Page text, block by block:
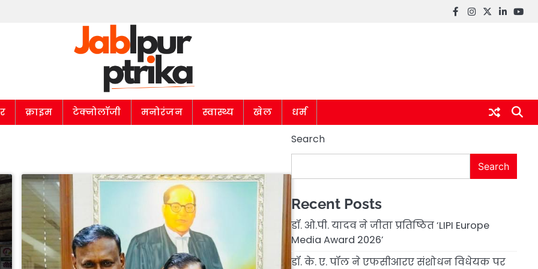
Facebook
instagram
twitter
linkedin
क्राइम टेक्नोलॉजी मनोरंजन स्वास्थ्य खेल धर्म
Search
Search
Recent Posts
डॉ. ओ.पी. यादव ने जीता प्रतिष्ठित ‘LIPI Europe
Media Award 2026’
डॉ. के. ए. पॉल ने एफसीआरए संशोधन विधेयक पर